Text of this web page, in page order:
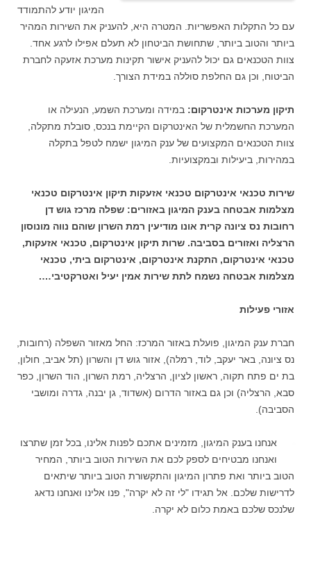
המיגון יודע להתמודד
עם כל התקלות האפשריות. המטרה היא, להעניק את השירות המהיר
ביותר והטוב ביותר, שתחושת הביטחון לא תעלם אפילו לרגע אחד.
צוות הטכנאים גם יכול להעניק אישור תקינות מערכת אזעקה לחברת
הביטוח, וכן גם החלפת סוללה במידת הצורך.
תיקון מערכות אינטרקום: במידה ומערכת השמע, הנעילה או
המערכת החשמלית של האינטרקום הקיימת בנכס, סובלת מתקלה,
צוות הטכנאים המקצועים של ענק המיגון ישמח לטפל בתקלה
במהירות, ביעילות ובמקצועיות.
שירות טכנאי אינטרקום טכנאי אזעקות תיקון אינטרקום טכנאי
מצלמות אבטחה בענק המיגון באזורים: שפלה מרכז גוש דן
רחובות נס ציונה קרית אונו מודיעין רמת השרון שוהם נווה מונוסון
הרצליה ואזורים בסביבה. שרות תיקון אינטרקום, טכנאי אזעקות,
טכנאי אינטרקום, התקנת אינטרקום, אינטרקום ביתי, טכנאי
מצלמות אבטחה נשמח לתת שירות אמין יעיל ואטרקטיבי….
אזורי פעילות
חברת ענק המיגון, פועלת באזור המרכז: החל מאזור השפלה (רחובות,
נס ציונה, באר יעקב, לוד, רמלה), אזור גוש דן והשרון (תל אביב, חולון,
בת ים פתח תקוה, ראשון לציון, הרצליה, רמת השרון, הוד השרון, כפר
סבא, הרצליה) וכן גם באזור הדרום (אשדוד, גן יבנה, גדרה ומושבי
הסביבה).
אנחנו בענק המיגון, מזמינים אתכם לפנות אלינו, בכל זמן שתרצו
ואנחנו מבטיחים לספק לכם את השירות הטוב ביותר, המחיר
הטוב ביותר ואת פתרון המיגון והתקשורת הטוב ביותר שיתאים
לדרישות שלכם. אל תגידו "לי זה לא יקרה", פנו אלינו ואנחנו נדאג
שלנכס שלכם באמת כלום לא יקרה.